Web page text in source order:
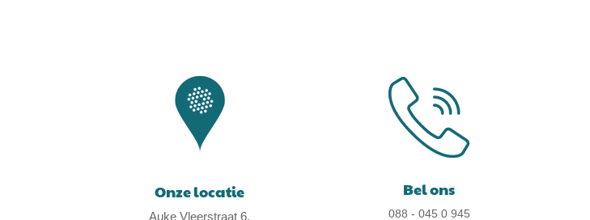
Onze locatie
Auke Vleerstraat 6,
Bel ons
088 - 045 0 945